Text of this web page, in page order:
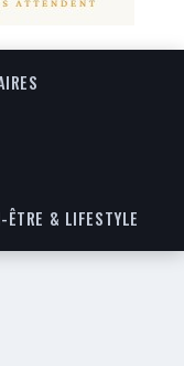
ÊTRE & LIFESTYLE